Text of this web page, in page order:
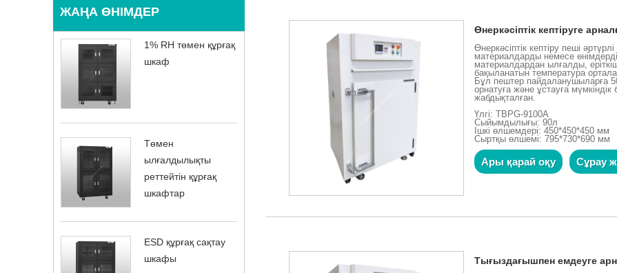
ЖАҢА ӨНІМДЕР
1% RH төмен құрғақ
шкаф
Төмен
ылғалдылықты
реттейтін құрғақ
шкафтар
ESD құрғақ сақтау
шкафы
Өнеркәсіптік кептіруге
Өнеркәсіптік кептіру пеші
материалдарды немесе
материалдардан ылғалды,
бақыланатын температура
Бұл пештер пайдаланушыларға
орнатуға және ұстауға
жабдықталған.
Үлгі: TBPG-9100A
Сыйымдылығы: 90л
Ішкі өлшемдері: 450*450*450 мм
Сыртқы өлшемі: 795*730*690 мм
Ары қарай оқу Сұрау
Тығыздағышпен емдеуге